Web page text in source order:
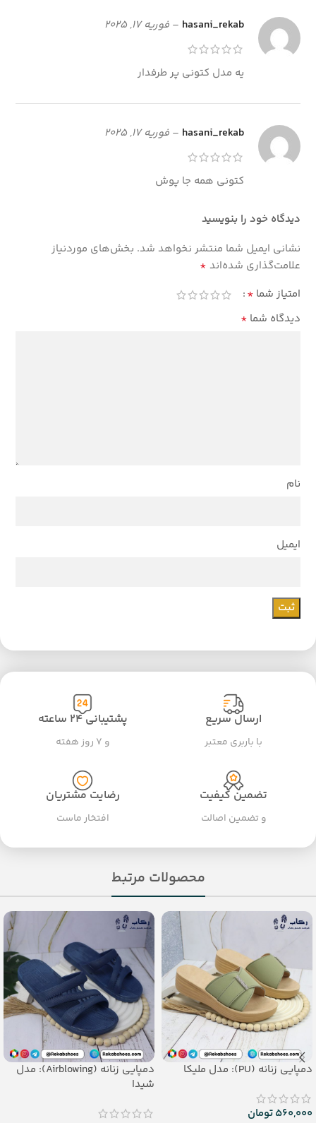
hasani_rekab
– فوریه 17, 2025
یه مدل کتونی پر طرفدار
hasani_rekab
– فوریه 17, 2025
کتونی همه جا پوش
دیدگاه خود را بنویسید
نشانی ایمیل شما منتشر نخواهد شد. بخش‌های موردنیاز
علامت‌گذاری شده‌اند *
امتیاز شما *
دیدگاه شما *
نام
ایمیل
ارسال سریع
با باربری معتبر
پشتیبانی ۲۴ ساعته
و ۷ روز هفته
تضمین کیفیت
و تضمین اصالت
رضایت مشتریان
افتخار ماست
محصولات مرتبط
دمپایی زنانه (PU): مدل ملیکا
560,000تومان
دمپایی زنانه (Airblowing): مدل
شیدا